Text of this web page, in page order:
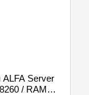
ALFA Server
/ RAM